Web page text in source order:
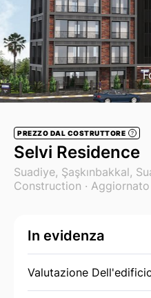
PREZZO DAL COSTRUTTORE ?
Selvi Residence
Suadiye, Şaşkınbakkal,
Construction ·
In evidenza
Valutazione